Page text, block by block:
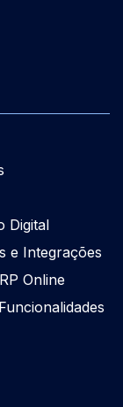
Digital
e Integrações
Online